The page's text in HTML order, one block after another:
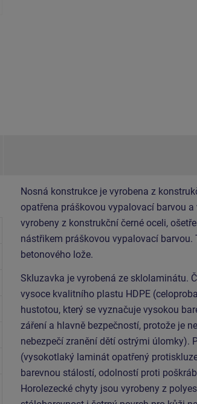
Nosná konstrukce je vyrobena z
opatřena práškovou vypalovací barvou
vyrobeny z konstrukční černé oceli,
nástřikem práškovou vypalovací
betonového lože.
Skluzavka je vyrobená ze sklolaminátu.
vysoce kvalitního plastu HDPE
hustotou, který se vyznačuje vysokou
záření a hlavně bezpečností, protože je
nebezpečí zranění dětí ostrými úlomky).
(vysokotlaký laminát opatřený
barevnou stálostí, odolností proti
Horolezecké chyty jsou vyrobeny z